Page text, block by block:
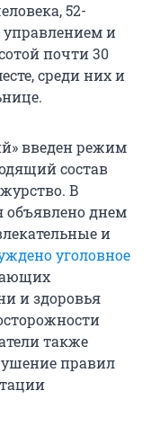
52-
управлением и
почти 30
среди них и
введен режим
состав
В
днем
и
уголовное
и здоровья
также
правил